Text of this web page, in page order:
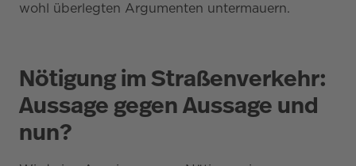
wohl überlegten Argumenten untermauern.
Nötigung im Straßenverkehr:
Aussage gegen Aussage und
nun?